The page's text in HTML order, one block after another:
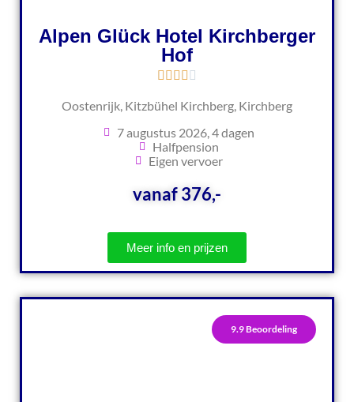
Alpen Glück Hotel Kirchberger
Hof
Oostenrijk, Kitzbühel Kirchberg, Kirchberg
7 augustus 2026, 4 dagen
Halfpension
Eigen vervoer
vanaf 376,-
Meer info en prijzen
9.9 Beoordeling